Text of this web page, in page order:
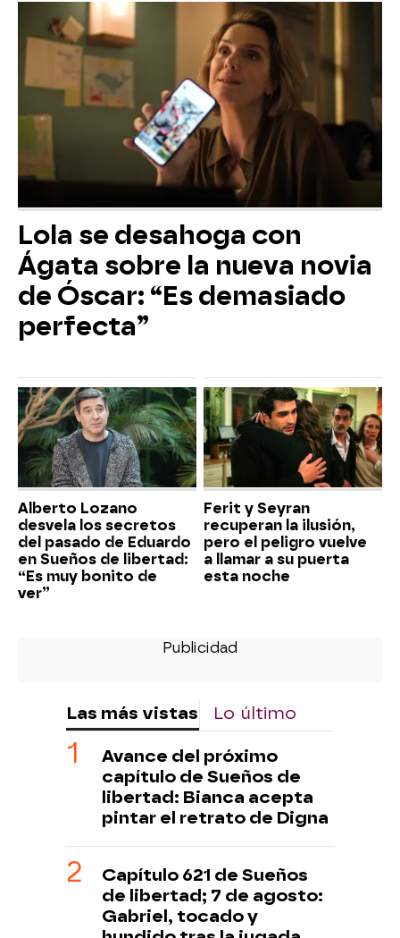
Lola se desahoga con
Ágata sobre la nueva novia
de Óscar: “Es demasiado
perfecta”
Alberto Lozano
desvela los secretos
del pasado de Eduardo
en Sueños de libertad:
“Es muy bonito de
ver”
Ferit y Seyran
recuperan la ilusión,
pero el peligro vuelve
a llamar a su puerta
esta noche
Las más vistas Lo último
Avance del próximo
capítulo de Sueños de
libertad: Bianca acepta
pintar el retrato de Digna
Capítulo 621 de Sueños
de libertad; 7 de agosto:
Gabriel, tocado y